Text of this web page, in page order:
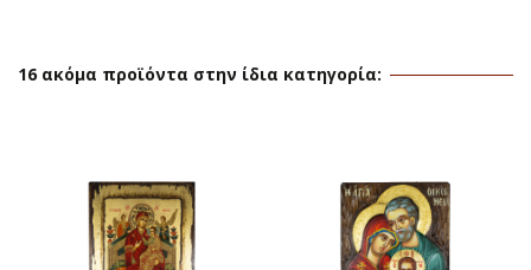
16 ακόμα προϊόντα στην ίδια κατηγορία: